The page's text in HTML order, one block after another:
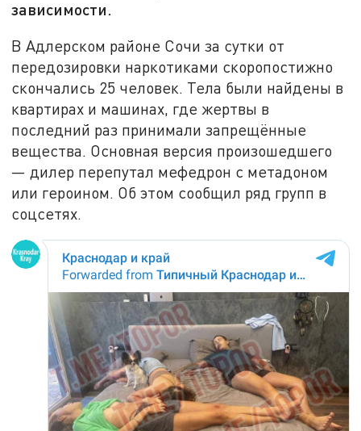
зависимости.
В Адлерском районе Сочи за сутки от
передозировки наркотиками скоропостижно
скончались 25 человек. Тела были найдены в
квартирах и машинах, где жертвы в
последний раз принимали запрещённые
вещества. Основная версия произошедшего
— дилер перепутал мефедрон с метадоном
или героином. Об этом сообщил ряд групп в
соцсетях.